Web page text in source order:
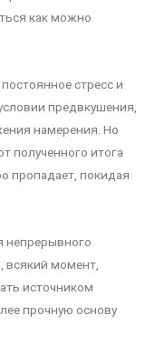
как можно
стресс и
предвкушения,
намерения. Но
полученного итога
пропадает, покидая
непрерывного
момент,
источником
прочную основу